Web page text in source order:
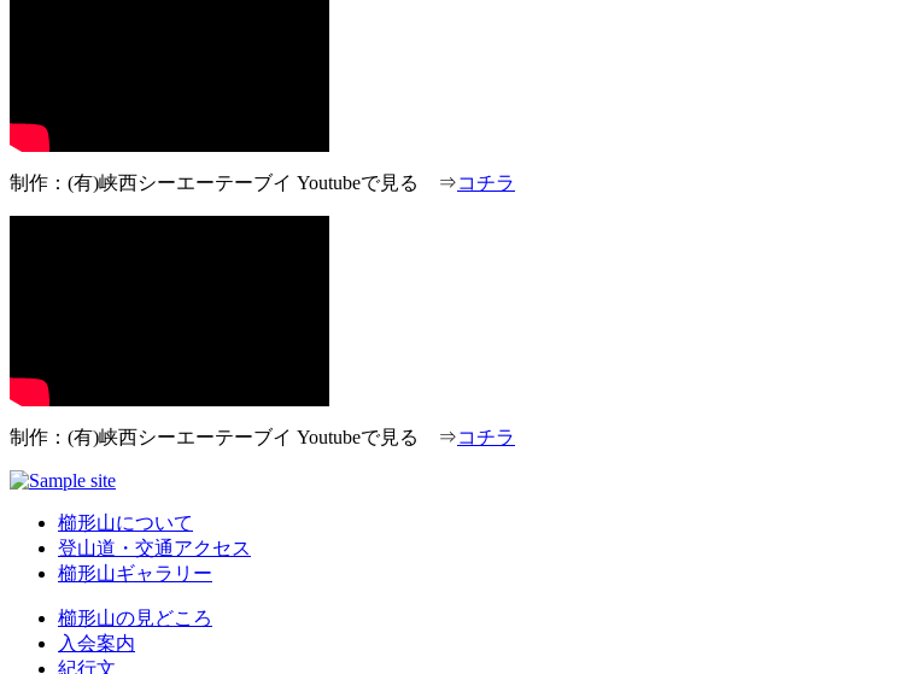
制作：(有)峡西シーエーテーブイ Youtubeで見る ⇒コチラ
制作：(有)峡西シーエーテーブイ Youtubeで見る ⇒コチラ
櫛形山について
登山道・交通アクセス
櫛形山ギャラリー
櫛形山の見どころ
入会案内
紀行文